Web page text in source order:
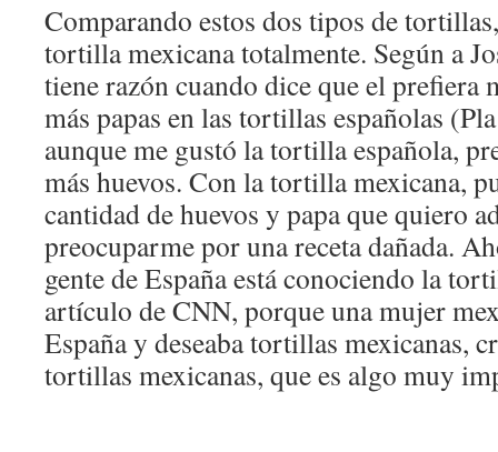
Comparando estos dos tipos de
tortilla mexicana totalmente. Según a
tiene razón cuando dice que el prefiera
más papas en las tortillas españolas
aunque me gustó la tortilla española,
más huevos. Con la tortilla mexicana,
cantidad de huevos y papa que quiero
preocuparme por una receta dañada.
gente de España está conociendo la
artículo de CNN, porque una mujer
España y deseaba tortillas mexicanas,
tortillas mexicanas, que es algo muy